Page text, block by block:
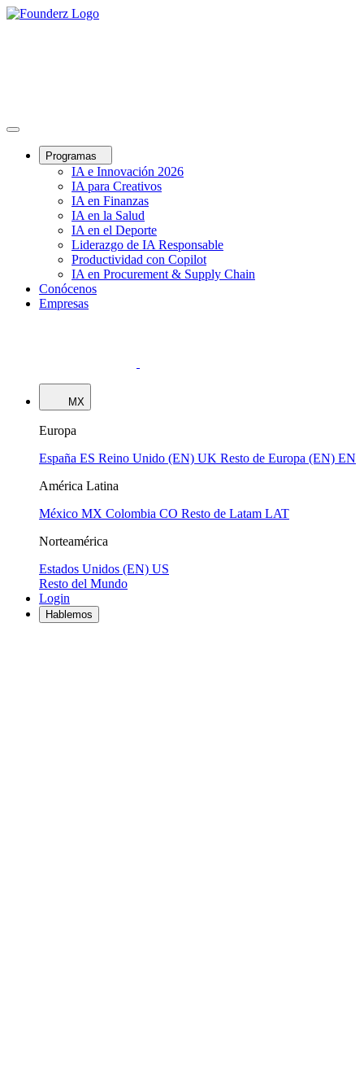
Programas
IA e Innovación 2026
IA para Creativos
IA en Finanzas
IA en la Salud
IA en el Deporte
Liderazgo de IA Responsable
Productividad con Copilot
IA en Procurement & Supply Chain
Conócenos
Empresas
MX
Europa
España ES Reino Unido (EN) UK Resto de Europa (EN) EN
América Latina
México MX Colombia CO Resto de Latam LAT
Norteamérica
Estados Unidos (EN) US
Resto del Mundo
Login
Hablemos